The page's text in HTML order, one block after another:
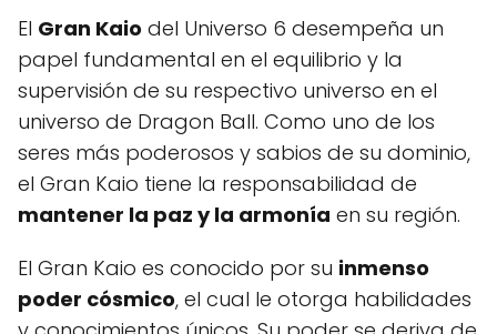
El Gran Kaio del Universo 6 desempeña un
papel fundamental en el equilibrio y la
supervisión de su respectivo universo en el
universo de Dragon Ball. Como uno de los
seres más poderosos y sabios de su dominio,
el Gran Kaio tiene la responsabilidad de
mantener la paz y la armonía en su región.
El Gran Kaio es conocido por su inmenso
poder cósmico, el cual le otorga habilidades